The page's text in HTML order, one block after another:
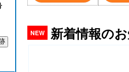
NEW 新着情報の